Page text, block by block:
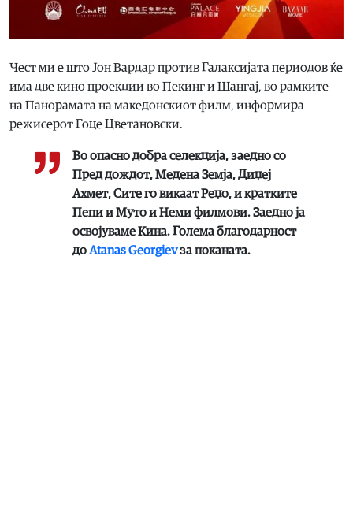
Чест ми е што Јон Вардар против Галаксијата периодов ќе
има две кино проекции во Пекинг и Шангај, во рамките
на Панорамата на македонскиот филм, информира
режисерот Гоце Цветановски.
Во опасно добра селекција, заедно со
Пред дождот, Медена Земја, Диџеј
Ахмет, Сите го викаат Реџо, и кратките
Пепи и Муто и Неми филмови. Заедно ја
освојуваме Кина. Голема благодарност
доAtanas Georgievза поканата.